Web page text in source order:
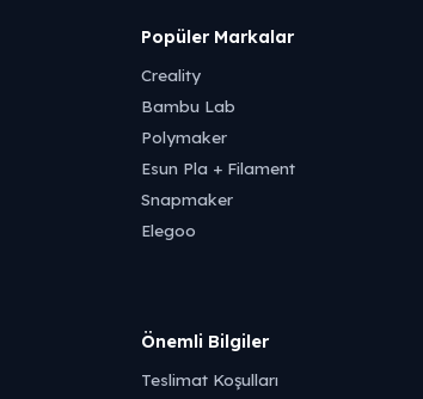
Popüler Markalar
Creality
Bambu Lab
Polymaker
Esun Pla + Filament
Snapmaker
Elegoo
Önemli Bilgiler
Teslimat Koşulları